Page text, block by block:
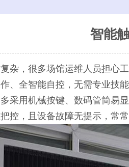
智能
杂，很多场馆运维人员担心
、全智能自控，无需专业技
采用机械按键、数码管简易
控，且设备故障无提示，常